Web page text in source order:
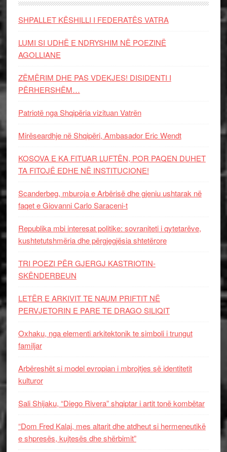
SHPALLET KËSHILLI I FEDERATËS VATRA
LUMI SI UDHË E NDRYSHIM NË POEZINË
AGOLLIANE
ZËMËRIM DHE PAS VDEKJES! DISIDENTI I
PËRHERSHËM…
Patriotë nga Shqipëria vizituan Vatrën
Mirëseardhje në Shqipëri, Ambasador Eric Wendt
KOSOVA E KA FITUAR LUFTËN, POR PAQEN DUHET
TA FITOJË EDHE NË INSTITUCIONE!
Scanderbeg, mburoja e Arbërisë dhe gjeniu ushtarak në
faqet e Giovanni Carlo Saraceni-t
Republika mbi interesat politike: sovraniteti i qytetarëve,
kushtetutshmëria dhe përgjegjësia shtetërore
TRI POEZI PËR GJERGJ KASTRIOTIN-
SKËNDERBEUN
LETËR E ARKIVIT TE NAUM PRIFTIT NË
PERVJETORIN E PARE TE DRAGO SILIQIT
Oxhaku, nga elementi arkitektonik te simboli i trungut
familjar
Arbëreshët si model evropian i mbrojtjes së identitetit
kulturor
Sali Shijaku, “Diego Rivera” shqiptar i artit tonë kombëtar
“Dom Fred Kalaj, mes altarit dhe atdheut si hermeneutikë
e shpresës, kujtesës dhe shërbimit”